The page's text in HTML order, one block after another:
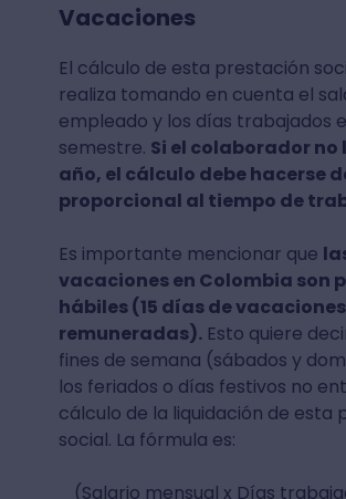
Vacaciones
El cálculo de esta prestación
realiza tomando en cuenta el
empleado y los días trabajados
semestre. Si el colaborador no
año, el cálculo debe hacerse
proporcional al tiempo de
Es importante mencionar que
vacaciones en Colombia son
hábiles (15 días de vacaciones
remuneradas).Esto quiere
fines de semana (sábados y
los feriados o días festivos no
cálculo de la liquidación de esta
social. La fórmula es:
(Salario mensual x Días